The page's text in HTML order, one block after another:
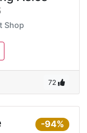
Shop
72
-94%